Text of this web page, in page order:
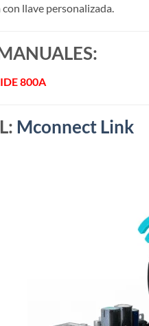
llave personalizada.
800A
Mconnect Link